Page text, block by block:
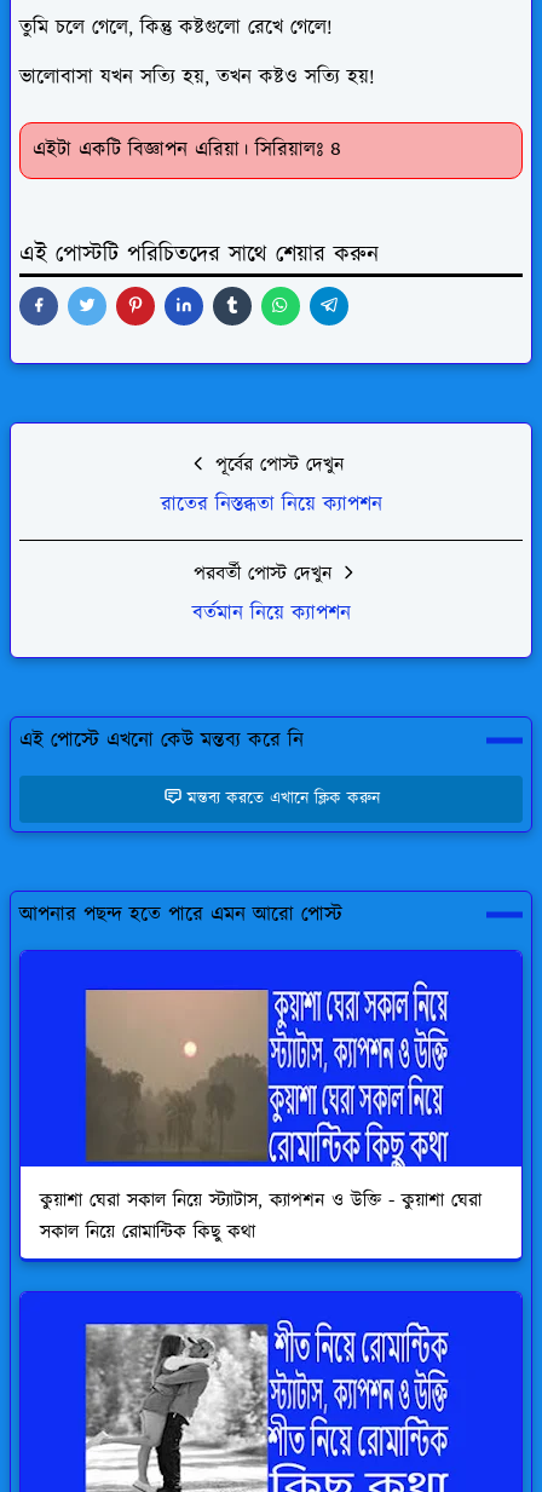
তুমি চলে গেলে, কিন্তু কষ্টগুলো রেখে গেলে!
ভালোবাসা যখন সত্যি হয়, তখন কষ্টও সত্যি হয়!
এইটা একটি বিজ্ঞাপন এরিয়া। সিরিয়ালঃ ৪
এই পোস্টটি পরিচিতদের সাথে শেয়ার করুন
পূর্বের পোস্ট দেখুন
রাতের নিস্তব্ধতা নিয়ে ক্যাপশন
পরবর্তী পোস্ট দেখুন
বর্তমান নিয়ে ক্যাপশন
এই পোস্টে এখনো কেউ মন্তব্য করে নি
মন্তব্য করতে এখানে ক্লিক করুন
আপনার পছন্দ হতে পারে এমন আরো পোস্ট
কুয়াশা ঘেরা সকাল নিয়ে স্ট্যাটাস, ক্যাপশন ও উক্তি - কুয়াশা ঘেরা
সকাল নিয়ে রোমান্টিক কিছু কথা